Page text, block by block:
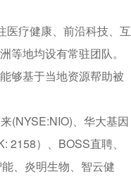
医疗健康、前沿科技、互
地均设有常驻团队。
够基于当地资源帮助被
(NYSE:NIO)、华大基因
）、BOSS直聘、
、炎明生物、智云健